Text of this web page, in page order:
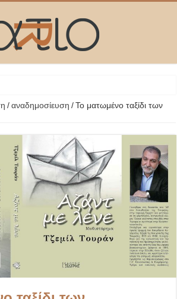
/ αναδημοσίευση / Το ματωμένο ταξίδι των